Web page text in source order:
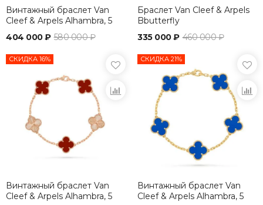
Винтажный браслет Van
Cleef & Arpels Alhambra, 5
404 000 ₽ 580 000 ₽
Браслет Van Cleef & Arpels
Bbutterfly
335 000 ₽ 460 000 ₽
СКИДКА 16%
Винтажный браслет Van
Cleef & Arpels Alhambra, 5
СКИДКА 21%
Винтажный браслет Van
Cleef & Arpels Alhambra, 5